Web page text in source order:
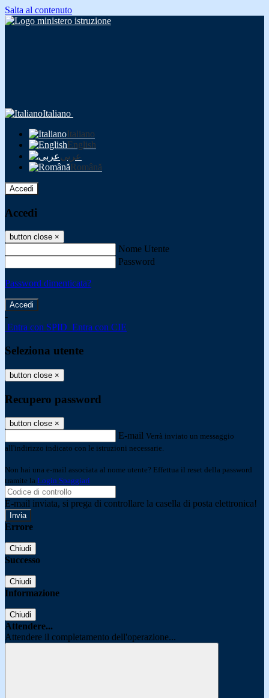
Salta al contenuto
Italiano
Italiano
English
عربى
Română
Accedi
Accedi
button close ×
Nome Utente
Password
Password dimenticata?
-
Entra con SPID Entra con CIE
Seleziona utente
button close ×
Recupero password
button close ×
E-mail Verrà inviato un messaggio
all'indirizzo indicato con le istruzioni necessarie.
Non hai una e-mail associata al nome utente? Effettua il reset della password
tramite la Login Spaggiari
E-mail inviata, si prega di controllare la casella di posta elettronica!
Errore
Chiudi
Successo
Chiudi
Informazione
Chiudi
Attendere...
Attendere il completamento dell'operazione...